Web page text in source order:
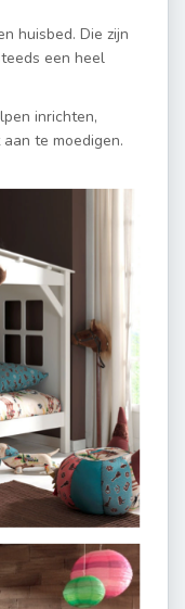
huisbed. Die zijn
een heel
inrichten,
te moedigen.